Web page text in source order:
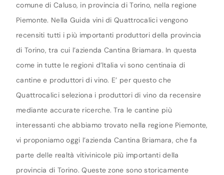
comune di Caluso, in provincia di Torino, nella regione
Piemonte. Nella Guida vini di Quattrocalici vengono
recensiti tutti i più importanti produttori della provincia
di Torino, tra cui l’azienda Cantina Briamara. In questa
come in tutte le regioni d’Italia vi sono centinaia di
cantine e produttori di vino. E’ per questo che
Quattrocalici seleziona i produttori di vino da recensire
mediante accurate ricerche. Tra le cantine più
interessanti che abbiamo trovato nella regione Piemonte,
vi proponiamo oggi l’azienda Cantina Briamara, che fa
parte delle realtà vitivinicole più importanti della
provincia di Torino. Queste zone sono storicamente